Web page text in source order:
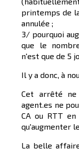
printemps de
annulée ;
3/ pourquoi
que le
n'est que de 5
Il y a donc, à
Cet arrêté
agent.es ne
CA ou RTT
qu'augmenter
La belle